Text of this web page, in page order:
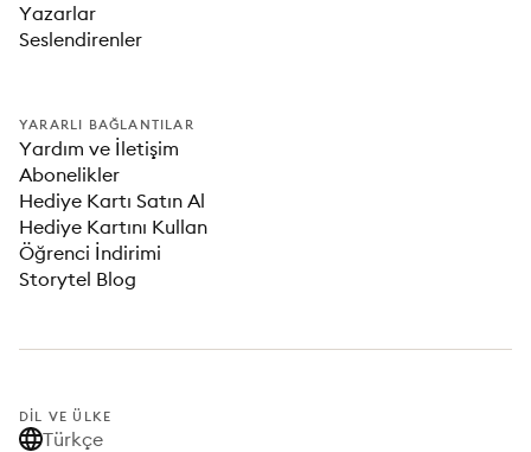
Yazarlar
Seslendirenler
YARARLI BAĞLANTILAR
Yardım ve İletişim
Abonelikler
Hediye Kartı Satın Al
Hediye Kartını Kullan
Öğrenci İndirimi
Storytel Blog
DIL VE ÜLKE
Türkçe